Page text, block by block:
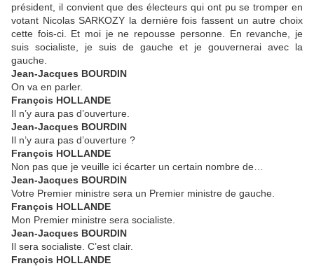
président, il convient que des électeurs qui ont pu se tromper en
votant Nicolas SARKOZY la dernière fois fassent un autre choix
cette fois-ci. Et moi je ne repousse personne. En revanche, je
suis socialiste, je suis de gauche et je gouvernerai avec la
gauche.
Jean-Jacques BOURDIN
On va en parler.
François HOLLANDE
Il n’y aura pas d’ouverture.
Jean-Jacques BOURDIN
Il n’y aura pas d’ouverture ?
François HOLLANDE
Non pas que je veuille ici écarter un certain nombre de…
Jean-Jacques BOURDIN
Votre Premier ministre sera un Premier ministre de gauche.
François HOLLANDE
Mon Premier ministre sera socialiste.
Jean-Jacques BOURDIN
Il sera socialiste. C’est clair.
François HOLLANDE